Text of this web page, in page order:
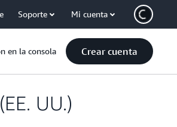
Soporte Mi cuenta
en la consola Crear cuenta
UU.)